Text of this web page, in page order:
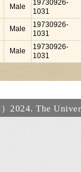
Male
19730926-
1031
Male
19730926-
1031
Male
19730926-
1031
）2024. The